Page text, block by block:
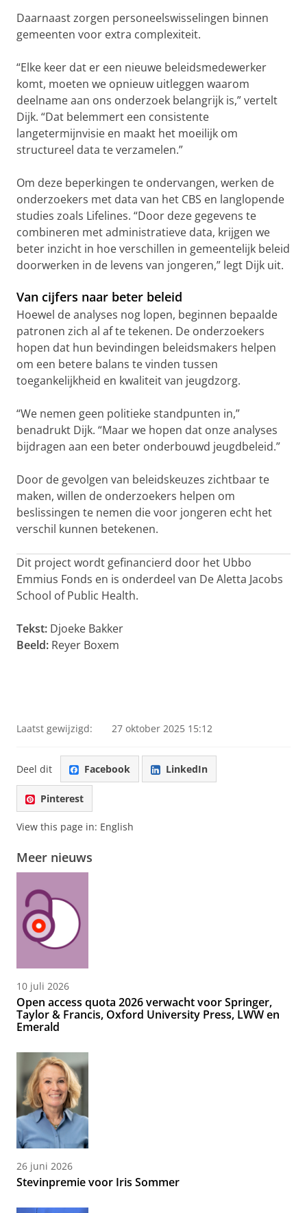
Daarnaast zorgen personeelswisselingen binnen
gemeenten voor extra complexiteit.
“Elke keer dat er een nieuwe beleidsmedewerker
komt, moeten we opnieuw uitleggen waarom
deelname aan ons onderzoek belangrijk is,” vertelt
Dijk. “Dat belemmert een consistente
langetermijnvisie en maakt het moeilijk om
structureel data te verzamelen.”
Om deze beperkingen te ondervangen, werken de
onderzoekers met data van het CBS en langlopende
studies zoals Lifelines. “Door deze gegevens te
combineren met administratieve data, krijgen we
beter inzicht in hoe verschillen in gemeentelijk beleid
doorwerken in de levens van jongeren,” legt Dijk uit.
Van cijfers naar beter beleid
Hoewel de analyses nog lopen, beginnen bepaalde
patronen zich al af te tekenen. De onderzoekers
hopen dat hun bevindingen beleidsmakers helpen
om een betere balans te vinden tussen
toegankelijkheid en kwaliteit van jeugdzorg.
“We nemen geen politieke standpunten in,”
benadrukt Dijk. “Maar we hopen dat onze analyses
bijdragen aan een beter onderbouwd jeugdbeleid.”
Door de gevolgen van beleidskeuzes zichtbaar te
maken, willen de onderzoekers helpen om
beslissingen te nemen die voor jongeren echt het
verschil kunnen betekenen.
Dit project wordt gefinancierd door het Ubbo
Emmius Fonds en is onderdeel van De Aletta Jacobs
School of Public Health.
Tekst: Djoeke Bakker
Beeld: Reyer Boxem
Laatst gewijzigd: 27 oktober 2025 15:12
Deel dit Facebook LinkedIn
Pinterest
View this page in: English
Meer nieuws
10 juli 2026
Open access quota 2026 verwacht voor Springer,
Taylor & Francis, Oxford University Press, LWW en
Emerald
26 juni 2026
Stevinpremie voor Iris Sommer